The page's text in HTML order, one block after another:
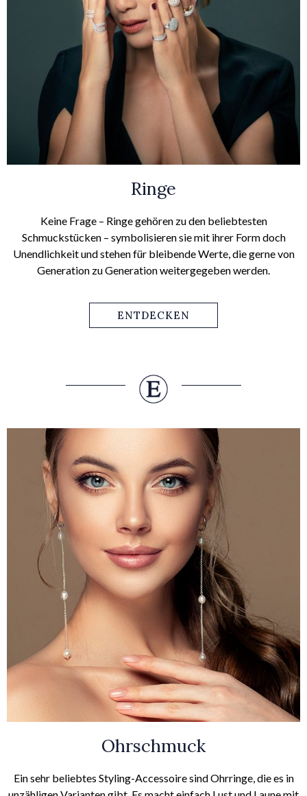
Ringe
Keine Frage – Ringe gehören zu den beliebtesten
Schmuckstücken – symbolisieren sie mit ihrer Form doch
Unendlichkeit und stehen für bleibende Werte, die gerne von
Generation zu Generation weitergegeben werden.
ENTDECKEN
Ohrschmuck
Ein sehr beliebtes Styling-Accessoire sind Ohrringe, die es in